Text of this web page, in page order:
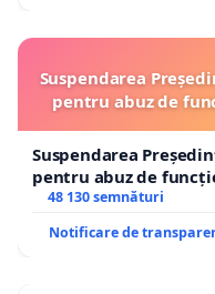
Suspendarea
pentru abuz de
Suspendarea
pentru abuz de
48 130 semnături
Notificare de